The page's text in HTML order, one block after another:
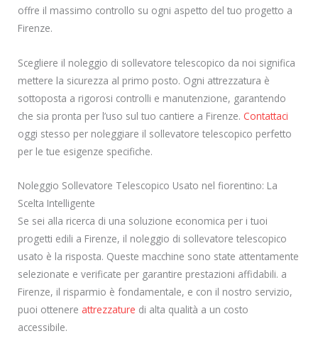
offre il massimo controllo su ogni aspetto del tuo progetto a
Firenze.
Scegliere il noleggio di sollevatore telescopico da noi significa
mettere la sicurezza al primo posto. Ogni attrezzatura è
sottoposta a rigorosi controlli e manutenzione, garantendo
che sia pronta per l’uso sul tuo cantiere a Firenze. Contattaci
oggi stesso per noleggiare il sollevatore telescopico perfetto
per le tue esigenze specifiche.
Noleggio Sollevatore Telescopico Usato nel fiorentino: La
Scelta Intelligente
Se sei alla ricerca di una soluzione economica per i tuoi
progetti edili a Firenze, il noleggio di sollevatore telescopico
usato è la risposta. Queste macchine sono state attentamente
selezionate e verificate per garantire prestazioni affidabili. a
Firenze, il risparmio è fondamentale, e con il nostro servizio,
puoi ottenere attrezzature di alta qualità a un costo
accessibile.